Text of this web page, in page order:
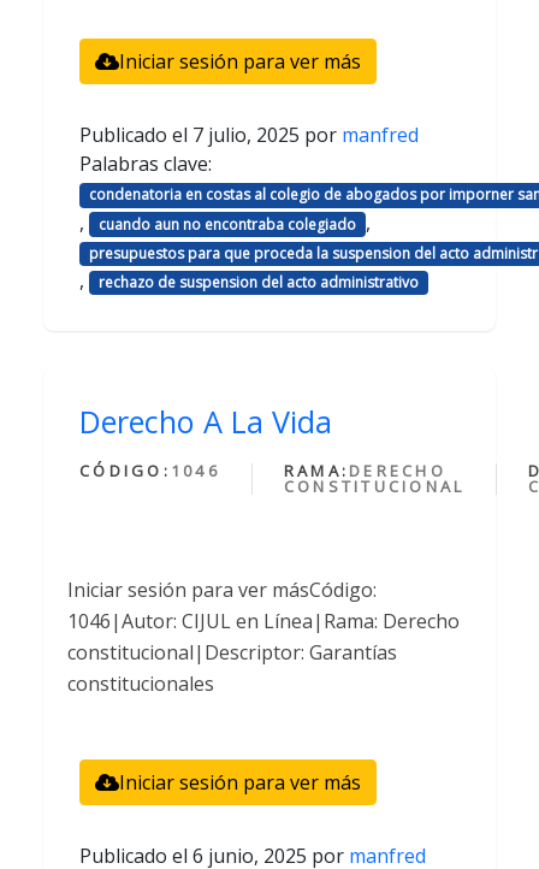
Iniciar sesión para ver más
Publicado el 7 julio, 2025 por manfred
Palabras clave:
condenatoria en costas al colegio de abogados por imporner
, cuando aun no encontraba colegiado ,
presupuestos para que proceda la suspension del acto
, rechazo de suspension del acto administrativo
Derecho A La Vida
CÓDIGO: 1046 RAMA: DERECHO
CONSTITUCIONAL
Iniciar sesión para ver másCódigo:
1046|Autor: CIJUL en Línea|Rama: Derecho
constitucional|Descriptor: Garantías
constitucionales
Iniciar sesión para ver más
Publicado el 6 junio, 2025 por manfred